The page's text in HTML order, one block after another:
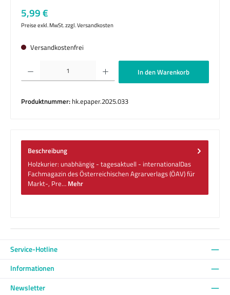
Regulärer Preis:
5,99 €
Preise exkl. MwSt. zzgl. Versandkosten
Versandkostenfrei
Produkt Anzahl: Gib den gewünschten Wert ein oder benutze die Schaltflächen um
In den Warenkorb
Produktnummer: hk.epaper.2025.033
Beschreibung
Holzkurier: unabhängig - tagesaktuell - internationalDas
Fachmagazin des Österreichischen Agrarverlags (ÖAV) für
Markt-, Pre… Mehr
Service-Hotline
Informationen
Newsletter